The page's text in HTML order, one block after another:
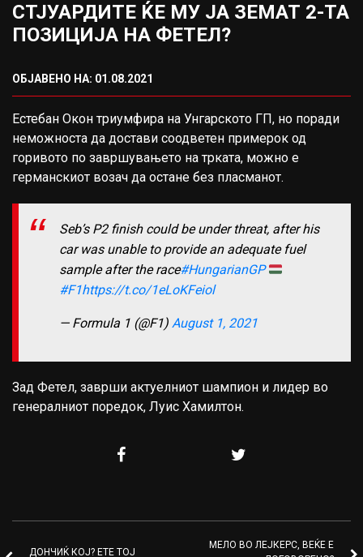
СТЈУАРДИТЕ ЌЕ МУ ЈА ЗЕМАТ 2-ТА
ПОЗИЦИЈА НА ФЕТЕЛ?
ОБЈАВЕНО НА: 01.08.2021
Естебан Окон триумфира на Унгарското ГП, но поради
неможноста да достави соодветен примерок од
горивото по завршувањето на трката, можно е
германскиот возач да остане без пласманот.
Seb’s P2 finish could be under threat, after his
car was unable to provide an adequate fuel
sample after the race#HungarianGP
#F1https://t.co/1eLoKFeiol
— Formula 1 (@F1) August 1, 2021
Зад Фетел, заврши актуелниот шампион и лидер во
генералниот поредок, Луис Хамилтон.
ДОНЧИЌ КОЈ? ЕТЕ ТОЈ
МЕЛО ВО ЛЕЈКЕРС, ВЕЌЕ Е